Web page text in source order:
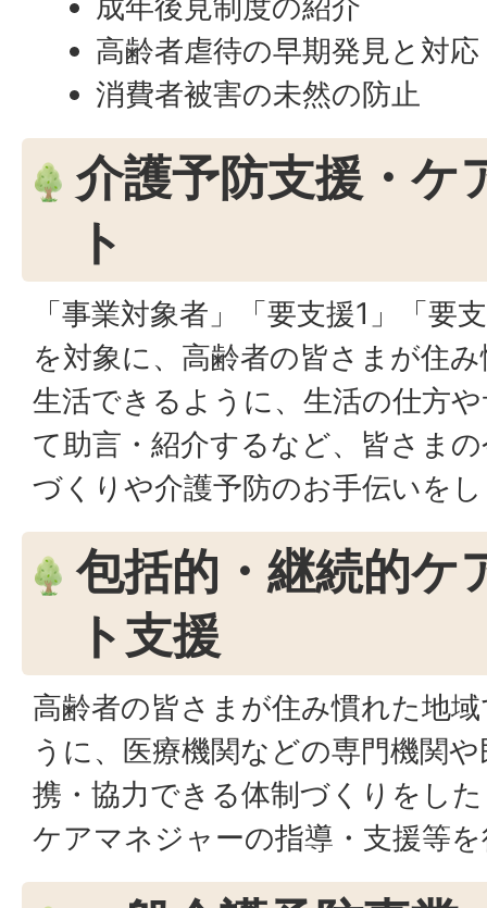
高齢者虐待の早期発見と対応
消費者被害の未然の防止
介護予防支援・ケ
ト
「事業対象者」「要支援1」「要
を対象に、高齢者の皆さまが住
生活できるように、生活の仕方
て助言・紹介するなど、皆さま
づくりや介護予防のお手伝いを
包括的・継続的ケ
ト支援
高齢者の皆さまが住み慣れた地
うに、医療機関などの専門機関
携・協力できる体制づくりをし
ケアマネジャーの指導・支援等